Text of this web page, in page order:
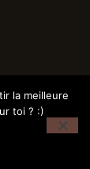
la meilleure
toi ? :)